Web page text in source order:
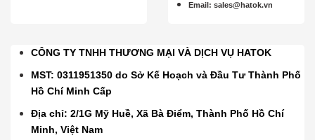
Email:sales@hatok.vn
CÔNG TY TNHH THƯƠNG MẠI VÀ DỊCH VỤ HATOK
MST: 0311951350 do Sở Kế Hoạch và Đầu Tư Thành Phố
Hồ Chí Minh Cấp
Địa chỉ: 2/1G Mỹ Huề, Xã Bà Điểm, Thành Phố Hồ Chí
Minh, Việt Nam